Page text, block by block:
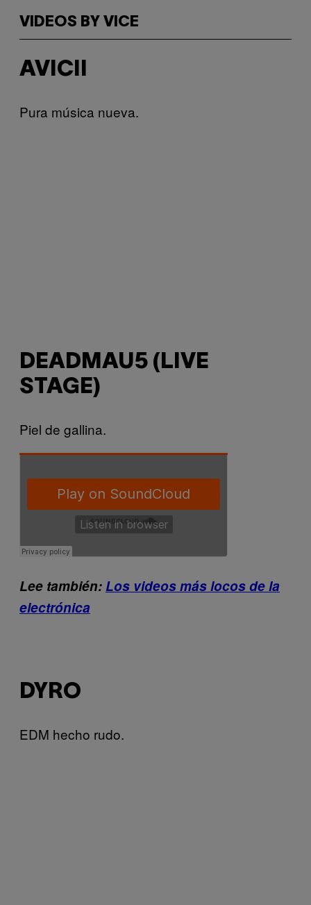
VIDEOS BY VICE
AVICII
Pura música nueva.
DEADMAU5 (LIVE
STAGE)
Piel de gallina.
Lee también: Los videos más locos de la
electrónica
DYRO
EDM hecho rudo.